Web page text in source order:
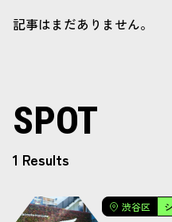
記事はまだありません。
SPOT
1 Results
渋谷区